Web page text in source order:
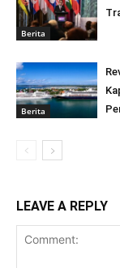
Berita
Berita
LEAVE A REPLY